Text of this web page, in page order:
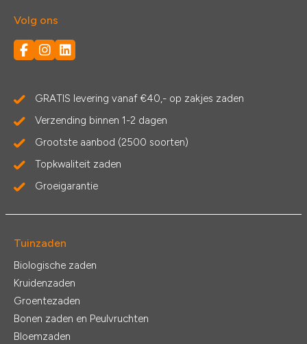
Volg ons
GRATIS levering vanaf €40,- op zakjes zaden
Verzending binnen 1-2 dagen
Grootste aanbod (2500 soorten)
Topkwaliteit zaden
Groeigarantie
Tuinzaden
Biologische zaden
Kruidenzaden
Groentezaden
Bonen zaden en Peulvruchten
Bloemzaden